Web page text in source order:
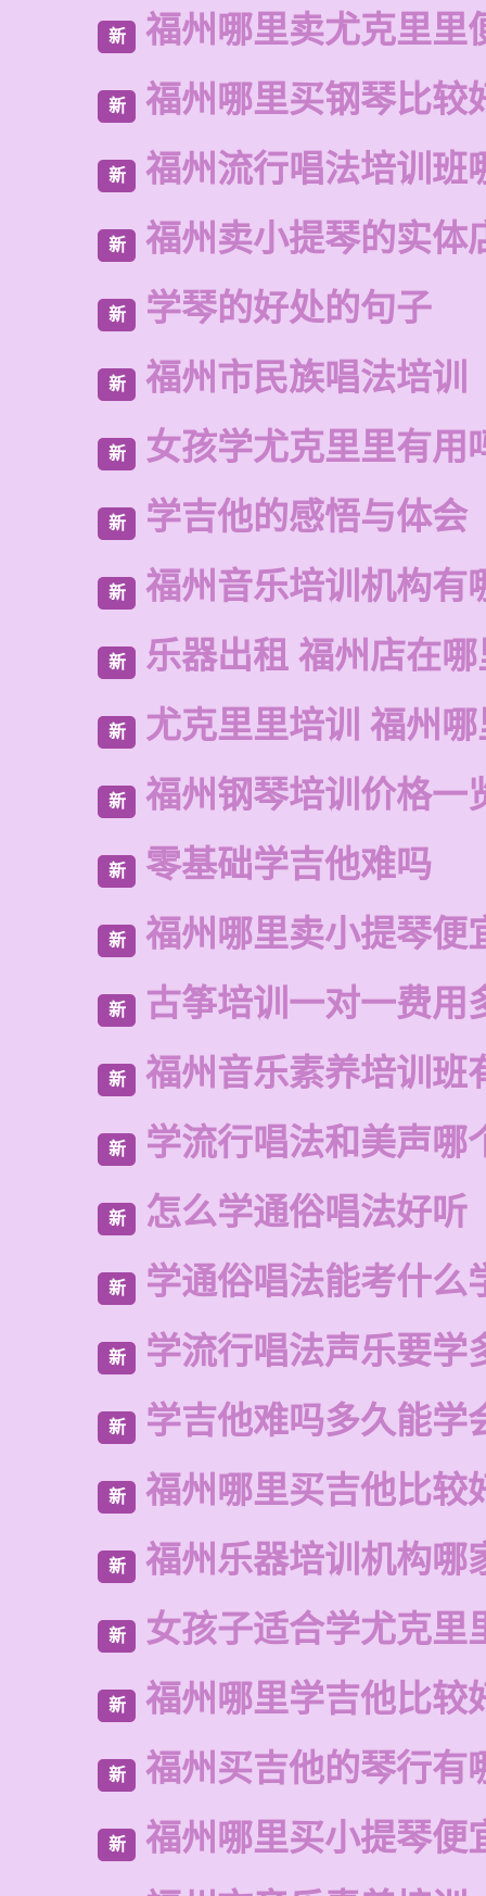
新 福州哪里卖尤克里里
新 福州哪里买钢琴比较
新 福州流行唱法培训班
新 福州卖小提琴的实体
新 学琴的好处的句子
新 福州市民族唱法培训
新 女孩学尤克里里有用
新 学吉他的感悟与体会
新 福州音乐培训机构有
新 乐器出租 福州店在
新 尤克里里培训 福州
新 福州钢琴培训价格一
新 零基础学吉他难吗
新 福州哪里卖小提琴便
新 古筝培训一对一费用
新 福州音乐素养培训班
新 学流行唱法和美声哪
新 怎么学通俗唱法好听
新 学通俗唱法能考什么
新 学流行唱法声乐要学
新 学吉他难吗多久能学
新 福州哪里买吉他比较
新 福州乐器培训机构哪
新 女孩子适合学尤克里
新 福州哪里学吉他比较
新 福州买吉他的琴行有
新 福州哪里买小提琴便